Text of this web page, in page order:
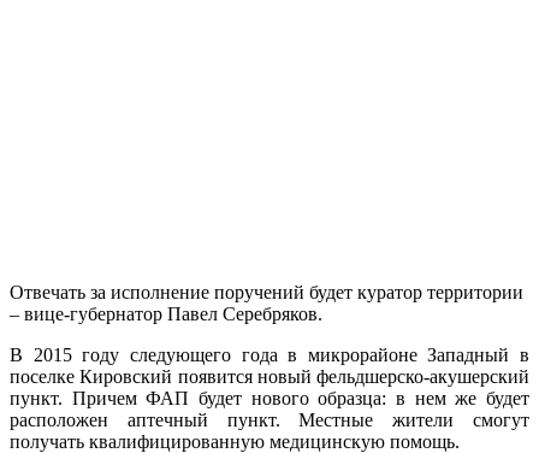
Отвечать за исполнение поручений будет куратор территории
– вице-губернатор Павел Серебряков.
В 2015 году следующего года в микрорайоне Западный в
поселке Кировский появится новый фельдшерско-акушерский
пункт. Причем ФАП будет нового образца: в нем же будет
расположен аптечный пункт. Местные жители смогут
получать квалифицированную медицинскую помощь.